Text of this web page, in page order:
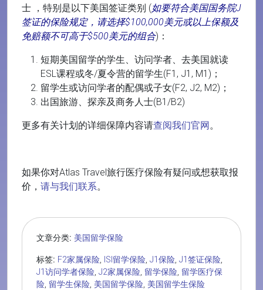
士 ，特别是以下美国签证类别 (如要符合美国国务院J
签证的保险规定，请选择$100,000美元或以上保额及
免赔额不可高于$500美元的组合)：
短期美国留学的学生、访问学者、去美国就读
ESL课程或冬/夏令营的留学生(F1, J1, M1)；
留学生或访问学者的配偶或子女(F2, J2, M2)；
出国旅游、探亲及商务人士(B1/B2)
更多有关计划的详细保障内容请查阅我们官网。
如果你对Atlas Travel旅行医疗保险有疑问或想获取报
价， 请与我们联系。
文章分类: 美国留学保险
标签: F2家属保险, ISI留学保险, J1保险, J1签证保险,
J1访问学者保险, J2家属保险, 留学保险, 留学医疗保
险, 留学生保险, 美国留学保险, 美国留学生保险